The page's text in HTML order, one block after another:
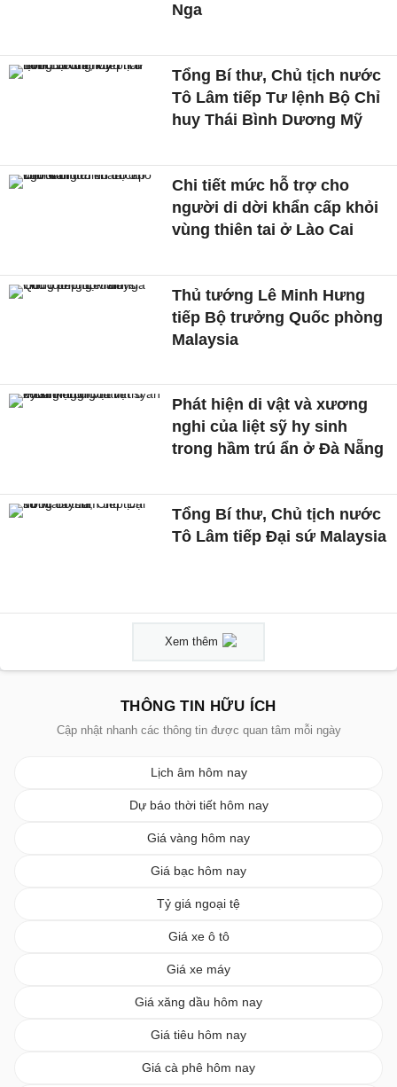
Nga
Tổng Bí thư, Chủ tịch nước
Tô Lâm tiếp Tư lệnh Bộ Chỉ
huy Thái Bình Dương Mỹ
Chi tiết mức hỗ trợ cho
người di dời khẩn cấp khỏi
vùng thiên tai ở Lào Cai
Thủ tướng Lê Minh Hưng
tiếp Bộ trưởng Quốc phòng
Malaysia
Phát hiện di vật và xương
nghi của liệt sỹ hy sinh
trong hầm trú ẩn ở Đà Nẵng
Tổng Bí thư, Chủ tịch nước
Tô Lâm tiếp Đại sứ Malaysia
Xem thêm
THÔNG TIN HỮU ÍCH
Cập nhật nhanh các thông tin được quan tâm mỗi ngày
Lịch âm hôm nay
Dự báo thời tiết hôm nay
Giá vàng hôm nay
Giá bạc hôm nay
Tỷ giá ngoại tệ
Giá xe ô tô
Giá xe máy
Giá xăng dầu hôm nay
Giá tiêu hôm nay
Giá cà phê hôm nay